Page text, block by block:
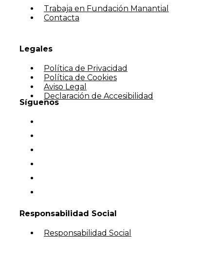
Trabaja en Fundación Manantial
Contacta
Legales
Política de Privacidad
Política de Cookies
Aviso Legal
Declaración de Accesibilidad
Síguenos
Responsabilidad Social
Responsabilidad Social